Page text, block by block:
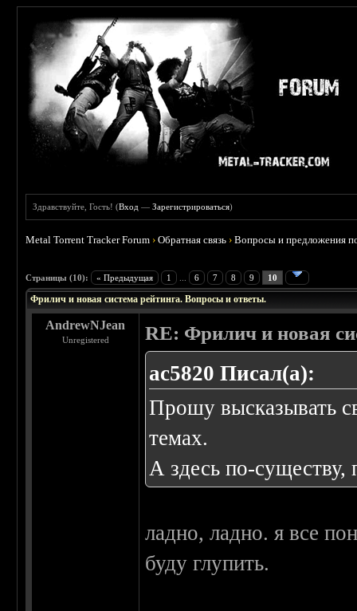
Здравствуйте, Гость! (Вход —Зарегистрироваться)
Metal Torrent Tracker Forum ›Обратная связь ›Вопросы и предложения
Страницы (10): « Предыдущая 1 6 7 8 9 10
Фрилич и новая система рейтинга. Вопросы и ответы.
AndrewNJean
Unregistered RE: Фрилич и новая
ac5820 Писал(а):
Прошу высказывать
темах.
А здесь по-существу,
ладно, ладно. я все
буду глупить.